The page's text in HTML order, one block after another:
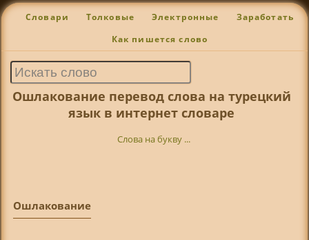
Словари Толковые Электронные Заработать
Как пишется слово
Ошлакование перевод слова на турецкий
язык в интернет словаре
Слова на букву ...
Ошлакование